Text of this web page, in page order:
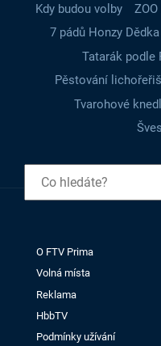
Kdy budou volby
7 pádů Honzy Dědka
Tatarák podle
Pěstování
Tvarohové
O FTV Prima
Volná místa
Reklama
HbbTV
Podmínky užívání